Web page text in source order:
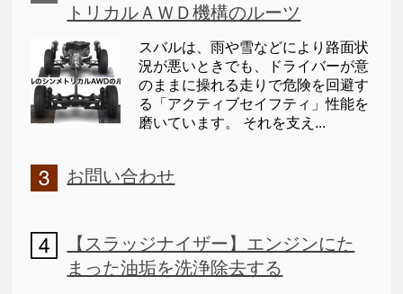
トリカルＡＷＤ機構のルーツ
スバルは、雨や雪などにより路面状
況が悪いときでも、ドライバーが意
のままに操れる走りで危険を回避す
る「アクティブセイフティ」性能を
磨いています。 それを支え...
お問い合わせ
【スラッジナイザー】エンジンにた
まった油垢を洗浄除去する